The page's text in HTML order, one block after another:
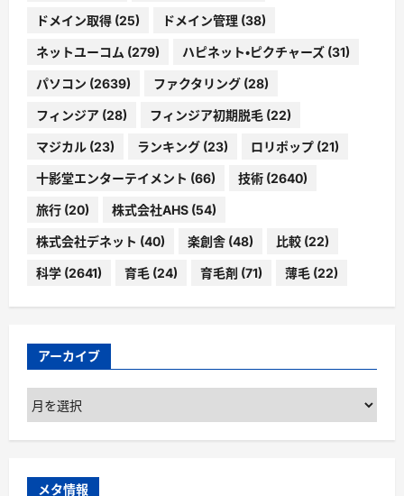
ドメイン取得 (25) ドメイン管理 (38)
ネットユーコム (279) ハピネット・ピクチャーズ (31)
パソコン (2639) ファクタリング (28)
フィンジア (28) フィンジア初期脱毛 (22)
マジカル (23) ランキング (23) ロリポップ (21)
十影堂エンターテイメント (66) 技術 (2640)
旅行 (20) 株式会社AHS (54)
株式会社デネット (40) 楽創舎 (48) 比較 (22)
科学 (2641) 育毛 (24) 育毛剤 (71) 薄毛 (22)
アーカイブ
ア
ー
カ
ブ
メタ情報